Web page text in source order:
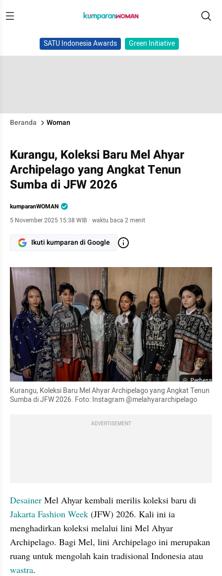
SATU Indonesia Awards Green Initiative
Beranda Woman
Kurangu, Koleksi Baru Mel Ahyar
Archipelago yang Angkat Tenun
Sumba di JFW 2026
kumparanWOMAN
5 November 2025 15:38 WIB · waktu baca 2 menit
Ikuti kumparan di Google
Perbesar
Kurangu, Koleksi Baru Mel Ahyar Archipelago yang Angkat Tenun
Sumba di JFW 2026. Foto: Instagram @melahyararchipelago
ADVERTISEMENT
Desainer
Jakarta Fashion Week (JFW) 2026. Kali ini ia
menghadirkan koleksi melalui lini Mel Ahyar
Archipelago. Bagi Mel, lini Archipelago ini merupakan
wastra.